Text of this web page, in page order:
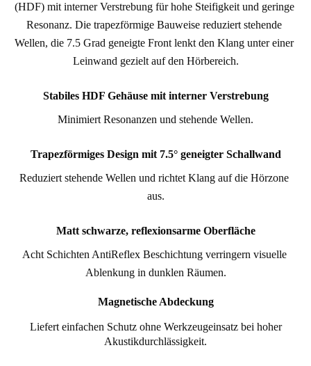
(HDF) mit interner Verstrebung für hohe Steifigkeit und geringe
Resonanz. Die trapezförmige Bauweise reduziert stehende
Wellen, die 7.5 Grad geneigte Front lenkt den Klang unter einer
Leinwand gezielt auf den Hörbereich.
Stabiles HDF Gehäuse mit interner Verstrebung
Minimiert Resonanzen und stehende Wellen.
Trapezförmiges Design mit 7.5° geneigter Schallwand
Reduziert stehende Wellen und richtet Klang auf die Hörzone
aus.
Matt schwarze, reflexionsarme Oberfläche
Acht Schichten AntiReflex Beschichtung verringern visuelle
Ablenkung in dunklen Räumen.
Magnetische Abdeckung
Liefert einfachen Schutz ohne Werkzeugeinsatz bei hoher
Akustikdurchlässigkeit.